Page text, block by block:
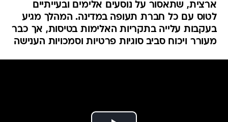
ארצית, שתאסור על נוסעים אלימים ובעייתיים
לטוס עם כל חברת תעופה במדינה. המהלך מגיע
בעקבות עלייה בתקריות האלימות בטיסות, אך כבר
מעורר ויכוח סביב סוגיות פרטיות וסמכויות הענישה